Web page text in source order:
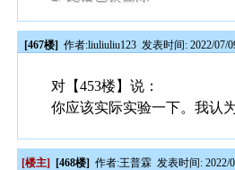
[467楼] 作者:liuliuliu123 发表时间: 2022/07/
对【453楼】说：
你应该实际实验一下。我认
[楼主] [468楼] 作者:王普霖 发表时间: 2022/